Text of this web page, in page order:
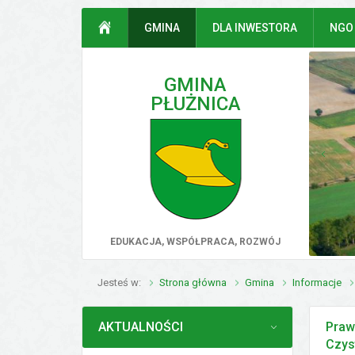
Przejdź do głównego
menu
Przejdź do treści
Przejdź do wyszukiwarki
Przejdź do mapy serwisu
STRONA GŁÓWNA
GMINA DLA INWESTORA NGO
GMINA
PŁUŻNICA
EDUKACJA, WSPÓŁPRACA, ROZWÓJ
Jesteś w Strona główna Gmina Informacje
MENU
AKTUALNOŚCI